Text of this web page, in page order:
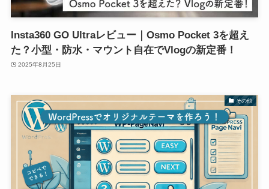
Insta360 GO Ultraレビュー｜Osmo Pocket 3を超え
た？小型・防水・マウント自在でVlogの新定番！
2025年8月25日
その他